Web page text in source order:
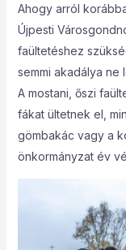
Ahogy arról
Újpesti
faültetéshez
semmi akadálya ne
A mostani, őszi
fákat ültetnek el,
gömbakác vagy a
önkormányzat év